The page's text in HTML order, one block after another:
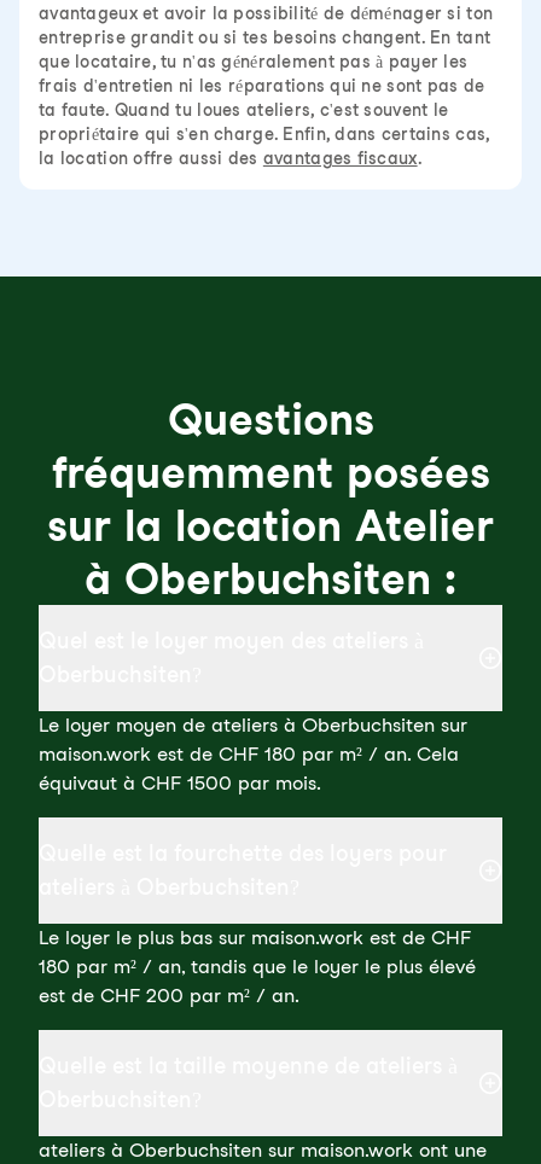
avantageux et avoir la possibilité de déménager si ton
entreprise grandit ou si tes besoins changent. En tant
que locataire, tu n'as généralement pas à payer les
frais d'entretien ni les réparations qui ne sont pas de
ta faute. Quand tu loues ateliers, c'est souvent le
propriétaire qui s'en charge. Enfin, dans certains cas,
la location offre aussi des avantages fiscaux.
Questions
fréquemment posées
sur la location Atelier
à Oberbuchsiten :
Le loyer moyen de ateliers à Oberbuchsiten sur
maison.work est de CHF 180 par m² / an. Cela
équivaut à CHF 1500 par mois.
Le loyer le plus bas sur maison.work est de CHF
180 par m² / an, tandis que le loyer le plus élevé
est de CHF 200 par m² / an.
ateliers à Oberbuchsiten sur maison.work ont une